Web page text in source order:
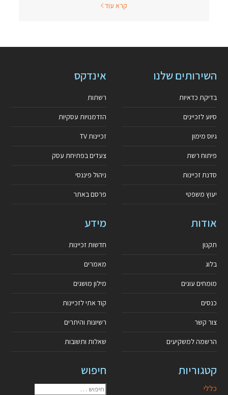
קרא עוד
השירותים שלנו
בדיקת כדאיות
סיוע לזכיינים
גיוס מימון
פיתוח רשת
סדנת זכיינות
יעוץ משפטי
אינדקס
רשתות
הזדמנויות עסקיות
זכיינות TV
צעדים בפתיחת עסק
ניהול פיננסי
פרסם באתר
אודות
תקנון
בלוג
מומחים עונים
כנסים
צור קשר
הרשמה למשקיעים
מידע
חדשות זכיינות
מאמרים
מילון מושגים
קוד אתי לזכיינות
רשיונות והיתרים
שאלות ותשובות
קטגוריות
כללי
חיפוש